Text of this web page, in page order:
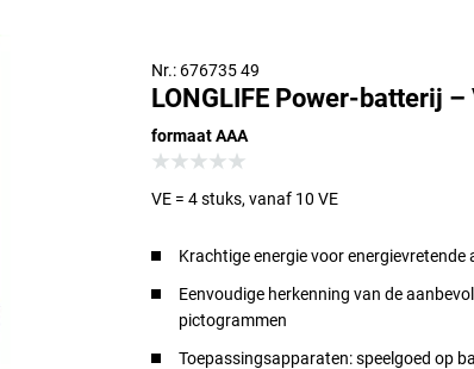
Nr.: 676735 49
LONGLIFE Power-batterij –
formaat AAA
VE = 4 stuks, vanaf 10 VE
Krachtige energie voor energievretende
Eenvoudige herkenning van de
pictogrammen
Toepassingsapparaten: speelgoed op